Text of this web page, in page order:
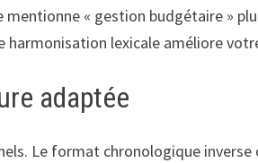
mentionne « gestion budgétaire »
lexicale améliore
adaptée
Le format chronologique inverse